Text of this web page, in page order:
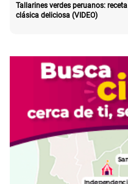
Tallarines verdes peruanos: receta
clásica deliciosa (VIDEO)